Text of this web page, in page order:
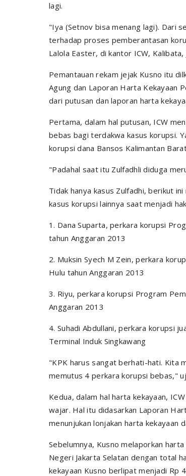
lagi.
"Iya (Setnov bisa menang lagi). Dari
terhadap proses pemberantasan
Lalola Easter, di kantor ICW, Kalibata,
Pemantauan rekam jejak Kusno itu
Agung dan Laporan Harta Kekayaan
dari putusan dan laporan harta
Pertama, dalam hal putusan, ICW
bebas bagi terdakwa kasus korupsi.
korupsi dana Bansos Kalimantan
"Padahal saat itu Zulfadhli diduga
Tidak hanya kasus Zulfadhi, berikut
kasus korupsi lainnya saat menjadi
1. Dana Suparta, perkara korupsi
tahun Anggaran 2013
2. Muksin Syech M Zein, perkara
Hulu tahun Anggaran 2013
3. Riyu, perkara korupsi Program
Anggaran 2013
4. Suhadi Abdullani, perkara korupsi
Terminal Induk Singkawang
"KPK harus sangat berhati-hati. Kita
memutus 4 perkara korupsi bebas,"
Kedua, dalam hal harta kekayaan,
wajar. Hal itu didasarkan Laporan
menunjukan lonjakan harta kekayaan
Sebelumnya, Kusno melaporkan
Negeri Jakarta Selatan dengan total
kekayaan Kusno berlipat menjadi Rp